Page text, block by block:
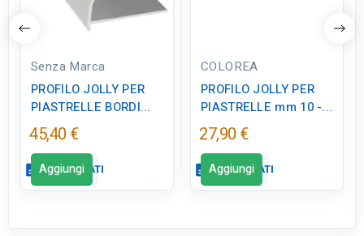
Senza Marca
PROFILO JOLLY PER
PIASTRELLE BORDI...
45,40 €
descriptionSCHEDA DATI
Aggiungi
COLOREA
PROFILO JOLLY PER
PIASTRELLE mm 10 -...
27,90 €
descriptionSCHEDA DATI
Aggiungi